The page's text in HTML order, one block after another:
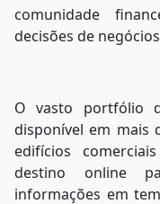
comunidade
decisões de
O vasto portfólio
disponível em mais
edifícios
destino online
informações em